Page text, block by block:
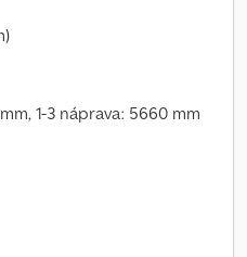
1-3 náprava: 5660 mm